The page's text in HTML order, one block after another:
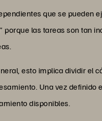
que se pueden
las tareas son tan
esto implica dividir el
Una vez definido
disponibles.